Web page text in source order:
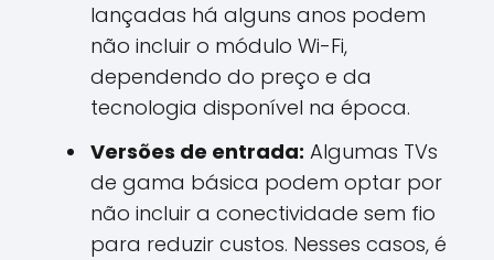
lançadas há alguns anos podem
não incluir o módulo Wi-Fi,
dependendo do preço e da
tecnologia disponível na época.
Versões de entrada: Algumas TVs
de gama básica podem optar por
não incluir a conectividade sem fio
para reduzir custos. Nesses casos, é